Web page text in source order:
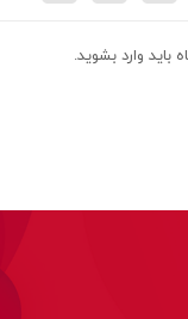
باید وارد بشوید.